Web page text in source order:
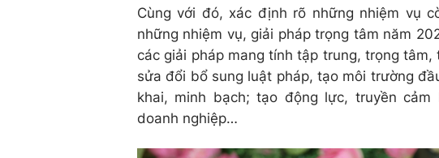
Cùng với đó, xác định rõ những nhiệm vụ
những nhiệm vụ, giải pháp trọng tâm năm
các giải pháp mang tính tập trung, trọng
sửa đổi bổ sung luật pháp, tạo môi trường
khai, minh bạch; tạo động lực, truyền
doanh nghiệp…